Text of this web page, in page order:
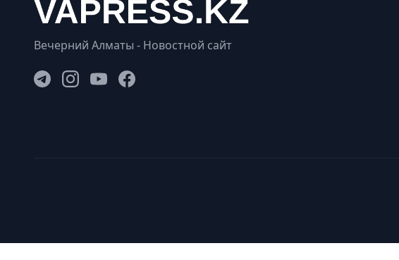
Вечерний Алматы - Новостной сайт